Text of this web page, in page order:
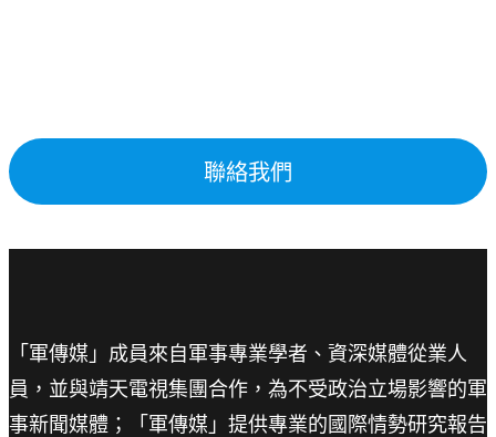
聯絡我們
「軍傳媒」成員來自軍事專業學者、資深媒體從業人
員，並與靖天電視集團合作，為不受政治立場影響的軍
事新聞媒體；「軍傳媒」提供專業的國際情勢研究報告